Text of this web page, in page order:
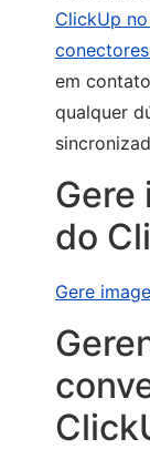
ClickUp
em
qualquer
Gere
do
Gere